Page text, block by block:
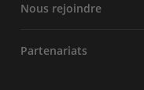
Nous rejoindre
Partenariats